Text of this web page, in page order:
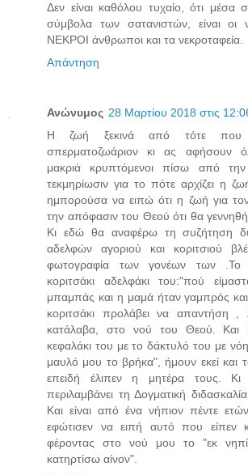
Δεν είναι καθόλου τυχαίο, ότι μέσα
σύμβολα των σατανιστών, είναι οι
ΝΕΚΡΟΙ άνθρωποι και τα νεκροταφεία.
Απάντηση
Ανώνυμος 28 Μαρτίου 2018 στις
Η ζωή ξεκινά από τότε που
σπερματοζωάριον κι ας αφήσουν
μακριά κρυπτόμενοι πίσω από την
τεκμηρίωσιν για το πότε αρχίζει η
ημπορούσα να ειπώ ότι η ζωή για
την απόφασιν του Θεού ότι θα
Κι εδώ θα αναφέρω τη συζήτηση
αδελφών αγοριού και κοριτσιού
φωτογραφία των γονέων των .Το
κοριτσάκι αδελφάκι του:"πού
μπαμπάς και η μαμά ήταν γαμπρός
κοριτσάκι προλάβει να απαντήση ,
κατάλαβα, στο νού του Θεού. Και
κεφαλάκι του με το δάκτυλό του με
μαυλό μου το βρήκα", ήμουν εκεί και
επειδή έλιπεν η μητέρα τους.
περιλαμβάνει τη Δογματική
Και είναι από ένα νήπιον πέντε
εφώτισεν να ειπή αυτό που είπεν
φέροντας στο νού μου το "εκ
κατηρτίσω αίνον".